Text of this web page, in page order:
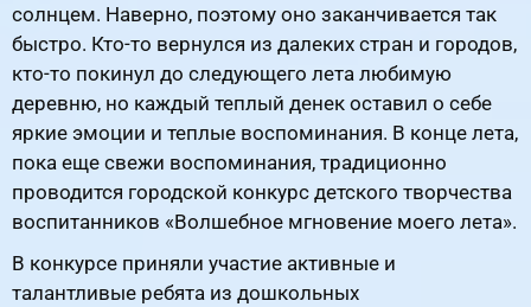
солнцем. Наверно, поэтому оно заканчивается так
быстро. Кто-то вернулся из далеких стран и городов,
кто-то покинул до следующего лета любимую
деревню, но каждый теплый денек оставил о себе
яркие эмоции и теплые воспоминания. В конце лета,
пока еще свежи воспоминания, традиционно
проводится городской конкурс детского творчества
воспитанников «Волшебное мгновение моего лета».
В конкурсе приняли участие активные и
талантливые ребята из дошкольных